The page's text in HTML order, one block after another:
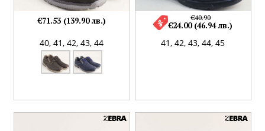
40,41,42,43,44
€71.53 (139.90 лв.)
41,42,43,44,45
€40.90
€24.00 (46.94 лв.)